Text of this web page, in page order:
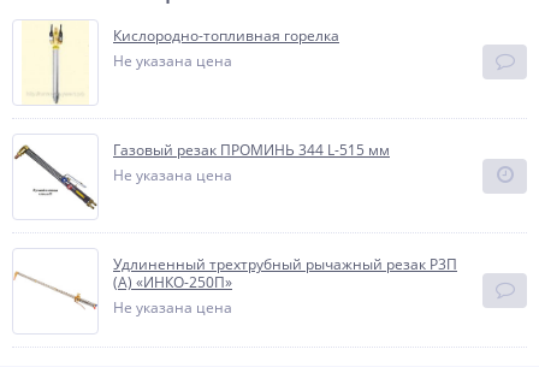
Кислородно-топливная горелка
Не указана цена
Газовый резак ПРОМИНЬ 344 L-515 мм
Не указана цена
Удлиненный трехтрубный рычажный резак Р3П
(А) «ИНКО-250П»
Не указана цена